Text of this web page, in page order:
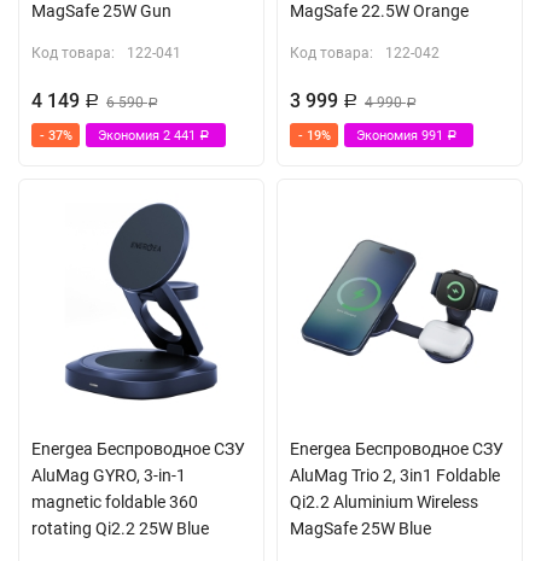
MagSafe 25W Gun
Код товара: 122-041
4 149 Р 6 590Р
- 37% Экономия 2 441 Р
MagSafe 22.5W Orange
Код товара: 122-042
3 999 Р 4 990Р
- 19% Экономия 991 Р
Energea Беспроводное СЗУ
AluMag GYRO, 3-in-1
magnetic foldable 360
rotating Qi2.2 25W Blue
Energea Беспроводное СЗУ
AluMag Trio 2, 3in1 Foldable
Qi2.2 Aluminium Wireless
MagSafe 25W Blue